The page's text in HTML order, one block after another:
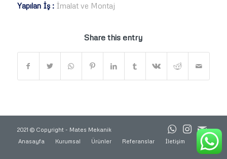
Yapılan İş :İmalat ve Montaj
Share this entry
2021 © Copyright - Mates Mekanik
Anasayfa
Kurumsal Ürünler Referanslar İletişim